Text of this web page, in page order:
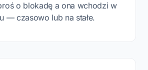
o blokadę a ona wchodzi w
— czasowo lub na stałe.